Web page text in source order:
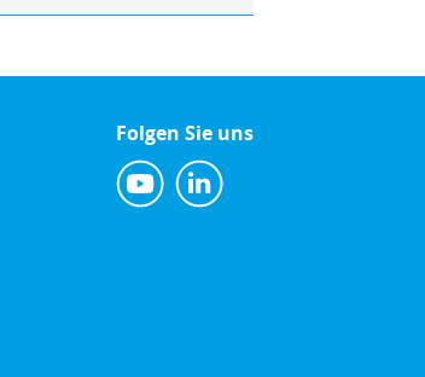
Folgen Sie uns